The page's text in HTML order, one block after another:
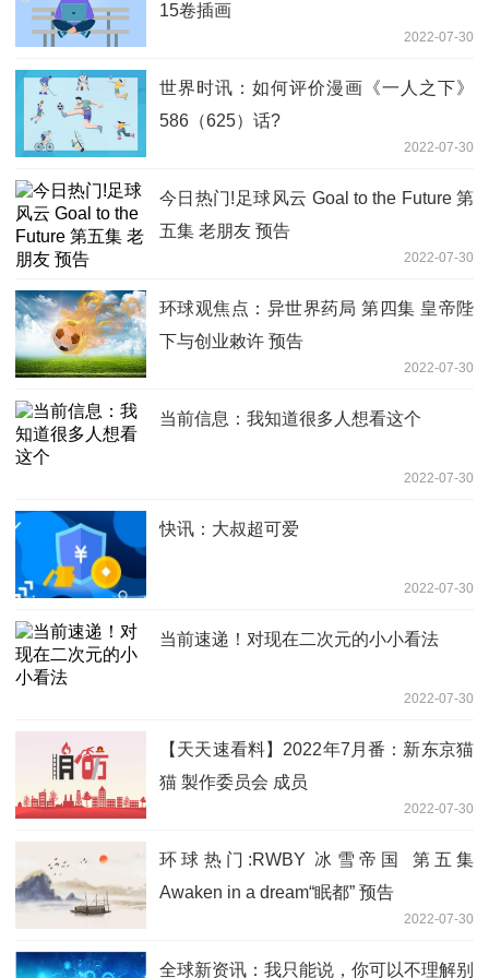
15卷插画
2022-07-30
世界时讯：如何评价漫画《一人之下》
586（625）话?
2022-07-30
今日热门!足球风云 Goal to the Future 第
五集 老朋友 预告
2022-07-30
环球观焦点：异世界药局 第四集 皇帝陛
下与创业敕许 预告
2022-07-30
当前信息：我知道很多人想看这个
2022-07-30
快讯：大叔超可爱
2022-07-30
当前速递！对现在二次元的小小看法
2022-07-30
【天天速看料】2022年7月番：新东京猫
猫 製作委员会 成员
2022-07-30
环球热门:RWBY 冰雪帝国 第五集
Awaken in a dream“眠都” 预告
2022-07-30
全球新资讯：我只能说，你可以不理解别